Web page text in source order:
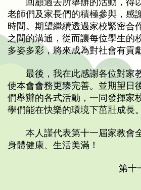
老師們及家長們的積極參與，感
時間。期望繼續透過家校緊密合
之間的溝通，從而讓每位學生的
多姿多彩，將來成為對社會有貢
最後，我在此感謝各位對家教
使本會會務更臻完善。並期望日
們舉辦的各式活動，一同發揮家
學們能在快樂的環境下茁壯成長。
本人謹代表第十一屆家教會
⾝體健康、生活美滿！
第十